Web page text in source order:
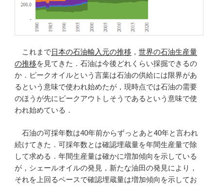
これまで日本の石油輸入元の推移 ， 世界の石油生産量
の推移を見てきた．石油は今後どれくらい採掘できるの
か．ピークオイルという言葉は石油の供給には限界があ
るという意味で使われ始めたが，現時点では石油の需要
のほうが先にピークアウトしそうであるという意味で使
われ始めている．
石油の可採年数は40年前からずっとあと40年と言われ
続けてきた．可採年数とは確認埋蔵量を年間生産量で除
して求める．年間生産量は確かに増加傾向を示している
が，シェールオイルの発見，新たな油田の発見により，
それを上回るペースで確認埋蔵量は増加傾向を示してお